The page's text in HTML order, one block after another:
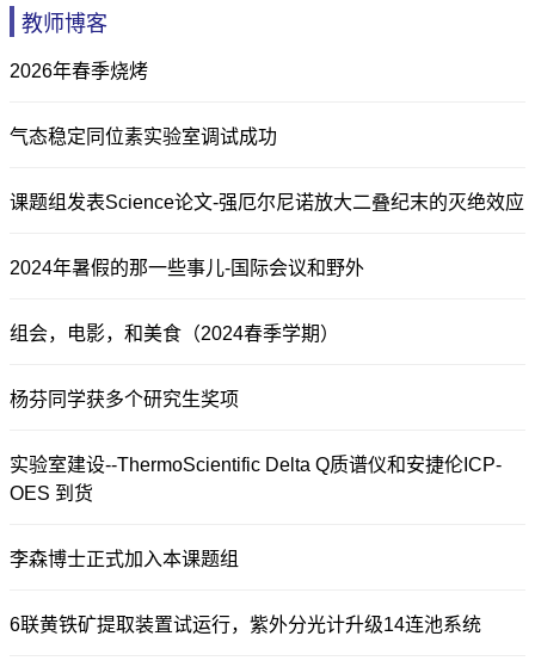
教师博客
2026年春季烧烤
气态稳定同位素实验室调试成功
课题组发表Science论文-强厄尔尼诺放大二叠纪末的灭绝效应
2024年暑假的那一些事儿-国际会议和野外
组会，电影，和美食（2024春季学期）
杨芬同学获多个研究生奖项
实验室建设--ThermoScientific Delta Q质谱仪和安捷伦ICP-
OES 到货
李森博士正式加入本课题组
6联黄铁矿提取装置试运行，紫外分光计升级14连池系统